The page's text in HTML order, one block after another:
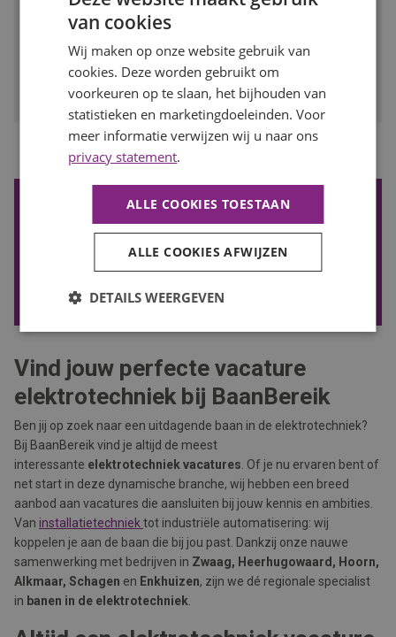
deze rol bij een groeiend installatiebedrijf iets voor jou!
Bewaren
De nieuwste vacatures ontvangen?
Wil je de nieuwste vacatures in je mail ontvangen? Schrijf je
in voor onze vacature alert!
Vind jouw perfecte vacature
elektrotechniek bij BaanBereik
Ben jij op zoek naar een uitdagende baan in de elektrotechniek?
Bij BaanBereik vind je altijd de meest
interessante elektrotechniek vacatures . Of je nu ervaren bent of
net start in deze dynamische branche, wij hebben een breed
aanbod aan vacatures die aansluiten bij jouw kennis en ambities.
Van installatietechniek tot industriële automatisering: wij
koppelen je aan de baan die bij jou past. Dankzij onze nauwe
samenwerking met bedrijven in Zwaag, Heerhugowaard, Hoorn,
Alkmaar, Schagen en Enkhuizen, zijn we dé regionale specialist
in banen in de elektrotechniek
van cookies
Wij maken op onze website gebruik van
cookies. Deze worden gebruikt om
voorkeuren op te slaan, het bijhouden van
statistieken en marketingdoeleinden. Voor
meer informatie verwijzen wij u naar ons
privacy statement.
ALLE COOKIES TOESTAAN
ALLE COOKIES AFWIJZEN
DETAILS WEERGEVEN